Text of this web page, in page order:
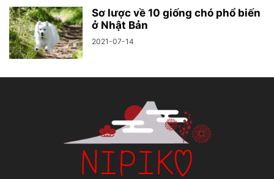
Sơ lược về 10 giống chó phổ biến
ở Nhật Bản
2021-07-14